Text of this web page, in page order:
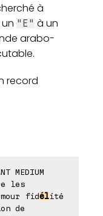
à
"E" à un
arabo-
record
MEDIUM
les
fidél ité
de